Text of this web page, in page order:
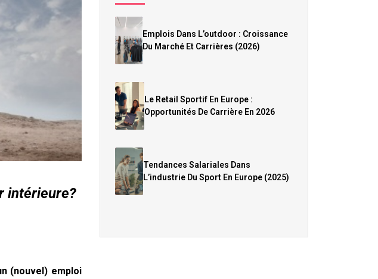
intérieure?
(nouvel) emploi
Emplois Dans L’outdoor : Croissance
Du Marché Et Carrières (2026)
Le Retail Sportif En Europe :
Opportunités De Carrière En 2026
Tendances Salariales Dans
L’industrie Du Sport En Europe (2025)